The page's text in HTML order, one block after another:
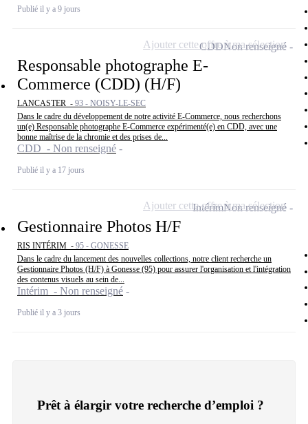
Publié il y a 9 jours
Responsable photographe E-
Commerce (CDD) (H/F)
LANCASTER - 93 - NOISY-LE-SEC
Dans le cadre du développement de notre activité E-Commerce, nous recherchons
un(e) Responsable photographe E-Commerce expérimenté(e) en CDD, avec une
bonne maîtrise de la chromie et des prises de...
CDD - Non renseigné
Publié il y a 17 jours
CDDNon renseigné
Ajouter cette offre à ma sélection
Gestionnaire Photos H/F
RIS INTÉRIM - 95 - GONESSE
Dans le cadre du lancement des nouvelles collections, notre client recherche un
Gestionnaire Photos (H/F) à Gonesse (95) pour assurer l'organisation et l'intégration
des contenus visuels au sein de...
Intérim - Non renseigné
Publié il y a 3 jours
IntérimNon renseigné
Ajouter cette offre à ma sélection
Prêt à élargir votre recherche d’emploi ?